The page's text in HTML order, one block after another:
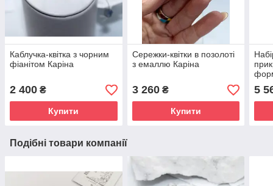
Каблучка-квітка з чорним
фіанітом Каріна
2 400 ₴
Купити
Сережки-квітки в позолоті
з емаллю Каріна
3 260₴
Купити
5
Подібні товари компанії